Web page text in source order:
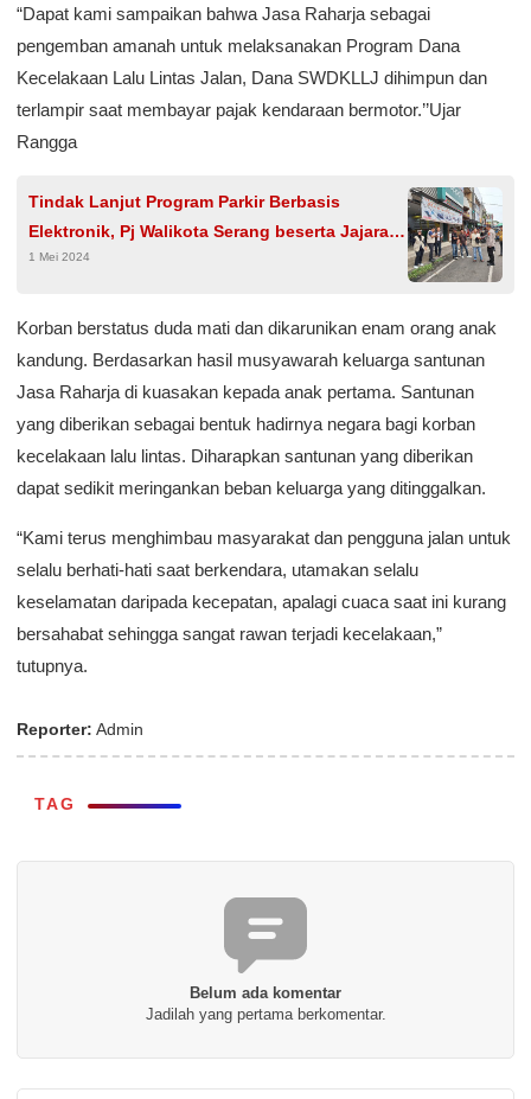
“Dapat kami sampaikan bahwa Jasa Raharja sebagai
pengemban amanah untuk melaksanakan Program Dana
Kecelakaan Lalu Lintas Jalan, Dana SWDKLLJ dihimpun dan
terlampir saat membayar pajak kendaraan bermotor.’’Ujar
Rangga
Tindak Lanjut Program Parkir Berbasis
Elektronik, Pj Walikota Serang beserta Jajaran
Tinjau Kawasan Pasar Lama
1 Mei 2024
Korban berstatus duda mati dan dikarunikan enam orang anak
kandung. Berdasarkan hasil musyawarah keluarga santunan
Jasa Raharja di kuasakan kepada anak pertama. Santunan
yang diberikan sebagai bentuk hadirnya negara bagi korban
kecelakaan lalu lintas. Diharapkan santunan yang diberikan
dapat sedikit meringankan beban keluarga yang ditinggalkan.
“Kami terus menghimbau masyarakat dan pengguna jalan untuk
selalu berhati-hati saat berkendara, utamakan selalu
keselamatan daripada kecepatan, apalagi cuaca saat ini kurang
bersahabat sehingga sangat rawan terjadi kecelakaan,”
tutupnya.
Reporter: Admin
TAG
Belum ada komentar
Jadilah yang pertama berkomentar.